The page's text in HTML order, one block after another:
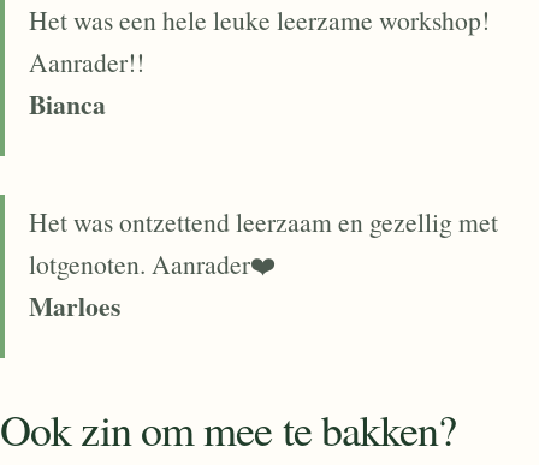
Het was een hele leuke leerzame workshop!
Aanrader!!
Bianca
Het was ontzettend leerzaam en gezellig met
lotgenoten. Aanrader❤️
Marloes
Ook zin om mee te bakken?